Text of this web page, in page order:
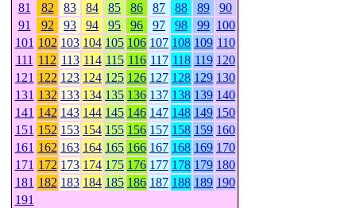
81
82 83 84 85 86 87 88 89
90
91
92 93 94 95 96 97 98 99 100
101 102 103 104 105 106 107 108 109 110
111 112 113 114 115 116 117 118 119 120
121 122 123 124 125 126 127 128 129 130
131 132 133 134 135 136 137 138 139 140
141 142 143 144 145 146 147 148 149 150
151 152 153 154 155 156 157 158 159 160
161 162 163 164 165 166 167 168 169 170
171 172 173 174 175 176 177 178 179 180
181 182 183 184 185 186 187 188 189 190
191